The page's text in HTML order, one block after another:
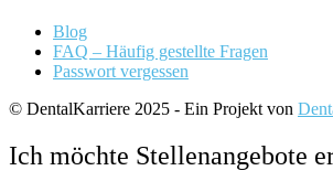
Blog
FAQ – Häufig gestellte Fragen
Passwort vergessen
© DentalKarriere 2025 - Ein Projekt von
Ich möchte Stellenangebote